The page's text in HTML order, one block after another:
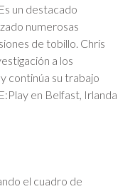
un destacado
numerosas
de tobillo. Chris
a los
continúa su trabajo
en Belfast, Irlanda
el cuadro de